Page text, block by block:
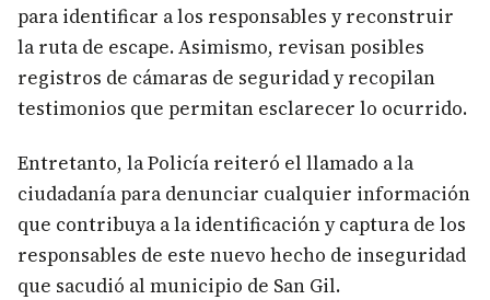
para identificar a los responsables y reconstruir
la ruta de escape. Asimismo, revisan posibles
registros de cámaras de seguridad y recopilan
testimonios que permitan esclarecer lo ocurrido.
Entretanto, la Policía reiteró el llamado a la
ciudadanía para denunciar cualquier información
que contribuya a la identificación y captura de los
responsables de este nuevo hecho de inseguridad
que sacudió al municipio de San Gil.